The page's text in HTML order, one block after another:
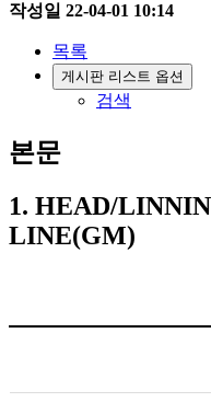
작성일 22-04-01 10:14
목록
게시판 리스트 옵션
검색
본문
1. HEAD/
LINE(GM)